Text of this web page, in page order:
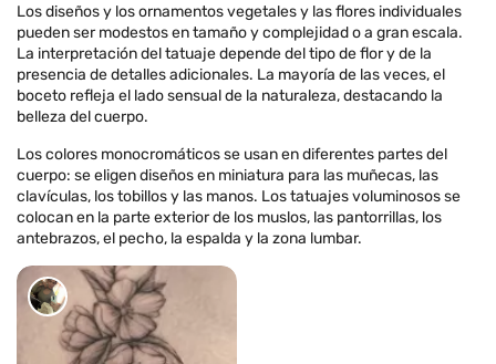
Los diseños y los ornamentos vegetales y las flores individuales
pueden ser modestos en tamaño y complejidad o a gran escala.
La interpretación del tatuaje depende del tipo de flor y de la
presencia de detalles adicionales. La mayoría de las veces, el
boceto refleja el lado sensual de la naturaleza, destacando la
belleza del cuerpo.
Los colores monocromáticos se usan en diferentes partes del
cuerpo: se eligen diseños en miniatura para las muñecas, las
clavículas, los tobillos y las manos. Los tatuajes voluminosos se
colocan en la parte exterior de los muslos, las pantorrillas, los
antebrazos, el pecho, la espalda y la zona lumbar.